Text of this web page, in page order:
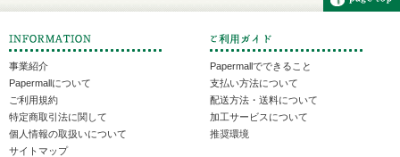
事業紹介
Papermallについて
ご利用規約
特定商取引法に関して
個人情報の取扱いについて
サイトマップ
Papermallでできること
支払い方法について
配送方法・送料について
加工サービスについて
推奨環境